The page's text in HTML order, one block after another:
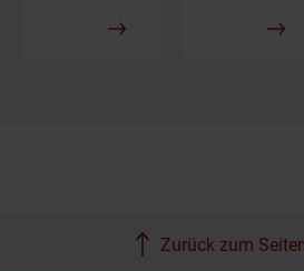
Zurück zum